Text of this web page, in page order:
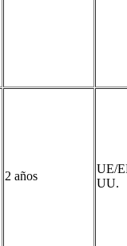
2 años
UE/
UU.